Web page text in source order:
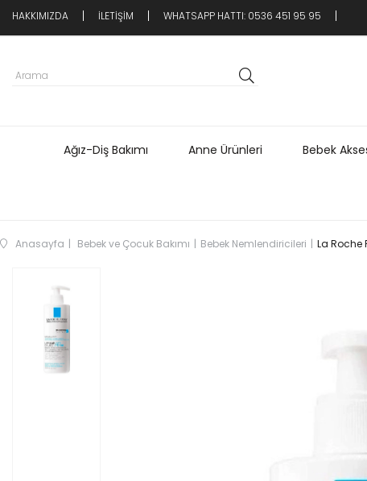
HAKKIMIZDA İLETİŞİM WHATSAPP HATTI: 0536 451 95 95
Ağız-Diş Bakımı Anne Ürünleri Bebek
Anasayfa Bebek ve Çocuk Bakımı Bebek Nemlendiricileri La Roche